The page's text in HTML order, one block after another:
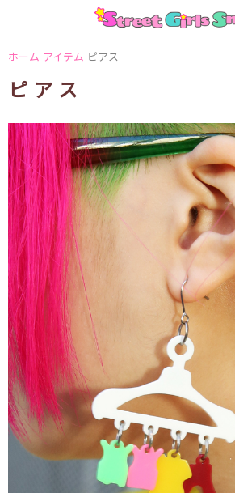
ホーム アイテム ピアス
ピアス